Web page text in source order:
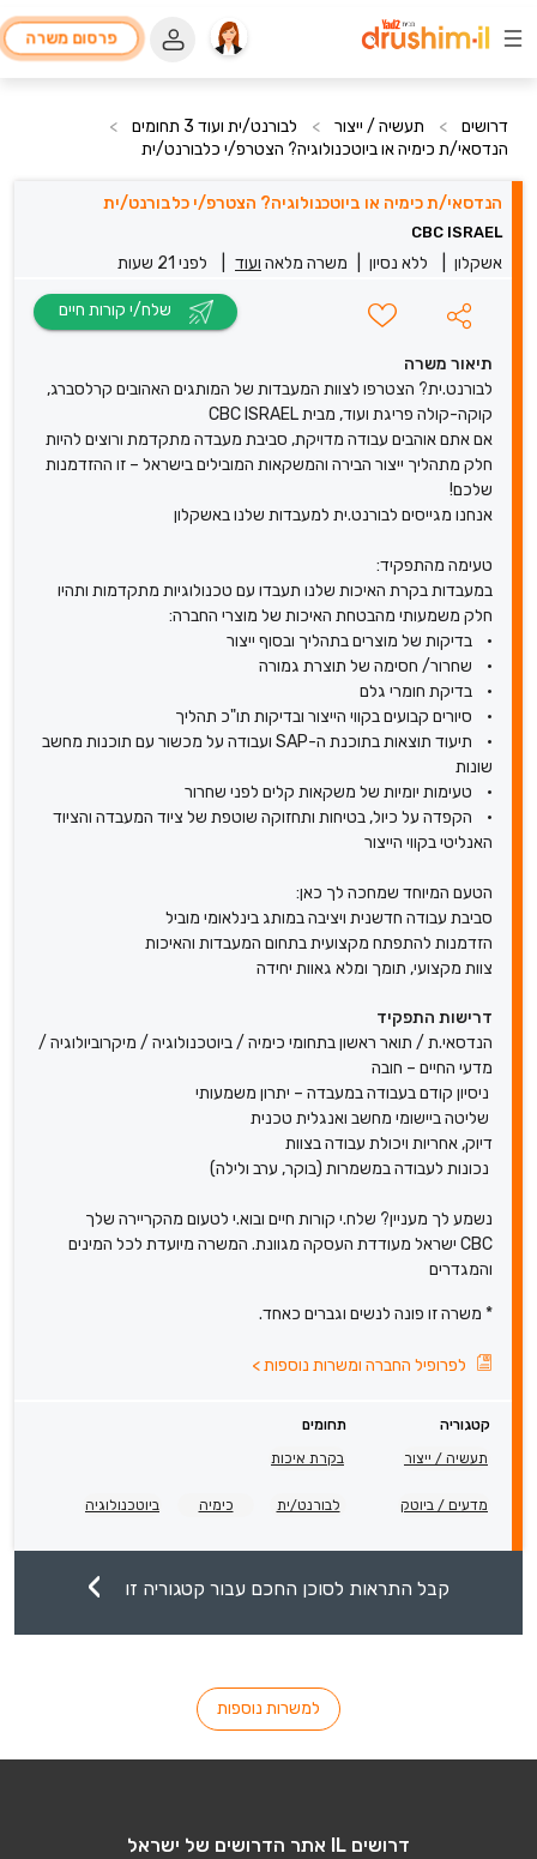
פרסום משרה
דרושים > תעשיה / ייצור > לבורנט/ית ועוד 3 תחומים
>
הנדסאי/ת כימיה או ביוטכנולוגיה? הצטרפ/י כלבורנט/ית
הנדסאי/ת כימיה או ביוטכנולוגיה? הצטרפ/י כלבורנט/ית
CBC ISRAEL
אשקלון ללא נסיון משרה מלאה ועוד לפני 21 שעות
תיאור משרה
לבורנט.ית? הצטרפו לצוות המעבדות של המותגים האהובים קרלסברג,
קוקה-קולה פריגת ועוד, מבית CBC ISRAEL
אם אתם אוהבים עבודה מדויקת, סביבת מעבדה מתקדמת ורוצים להיות
חלק מתהליך ייצור הבירה והמשקאות המובילים בישראל – זו ההזדמנות
שלכם!
אנחנו מגייסים לבורנט.ית למעבדות שלנו באשקלון
טעימה מהתפקיד:
במעבדות בקרת האיכות שלנו תעבדו עם טכנולוגיות מתקדמות ותהיו
חלק משמעותי מהבטחת האיכות של מוצרי החברה:
• בדיקות של מוצרים בתהליך ובסוף ייצור
• שחרור/ חסימה של תוצרת גמורה
• בדיקת חומרי גלם
• סיורים קבועים בקווי הייצור ובדיקות תו"כ תהליך
• תיעוד תוצאות בתוכנת ה-SAP ועבודה על מכשור עם תוכנות מחשב
שונות
• טעימות יומיות של משקאות קלים לפני שחרור
• הקפדה על כיול, בטיחות ותחזוקה שוטפת של ציוד המעבדה והציוד
האנליטי בקווי הייצור
הטעם המיוחד שמחכה לך כאן:
סביבת עבודה חדשנית ויציבה במותג בינלאומי מוביל
הזדמנות להתפתח מקצועית בתחום המעבדות והאיכות
צוות מקצועי, תומך ומלא גאוות יחידה
דרישות התפקיד
הנדסאי.ת / תואר ראשון בתחומי כימיה / ביוטכנולוגיה / מיקרוביולוגיה /
מדעי החיים – חובה
ניסיון קודם בעבודה במעבדה – יתרון משמעותי
שליטה ביישומי מחשב ואנגלית טכנית
דיוק, אחריות ויכולת עבודה בצוות
נכונות לעבודה במשמרות (בוקר, ערב ולילה)
נשמע לך מעניין? שלח.י קורות חיים ובוא.י לטעום מהקריירה שלך
CBC ישראל מעודדת העסקה מגוונת. המשרה מיועדת לכל המינים
והמגדרים
* משרה זו פונה לנשים וגברים כאחד.
לפרופיל החברה ומשרות נוספות>
קטגוריה
תחומים
תעשיה / ייצור
בקרת איכות
מדעים / ביוטק לבורנט/ית כימיה ביוטכנולוגיה
קבל התראות לסוכן החכם עבור קטגוריה זו
למשרות נוספות
דרושים IL אתר הדרושים של ישראל